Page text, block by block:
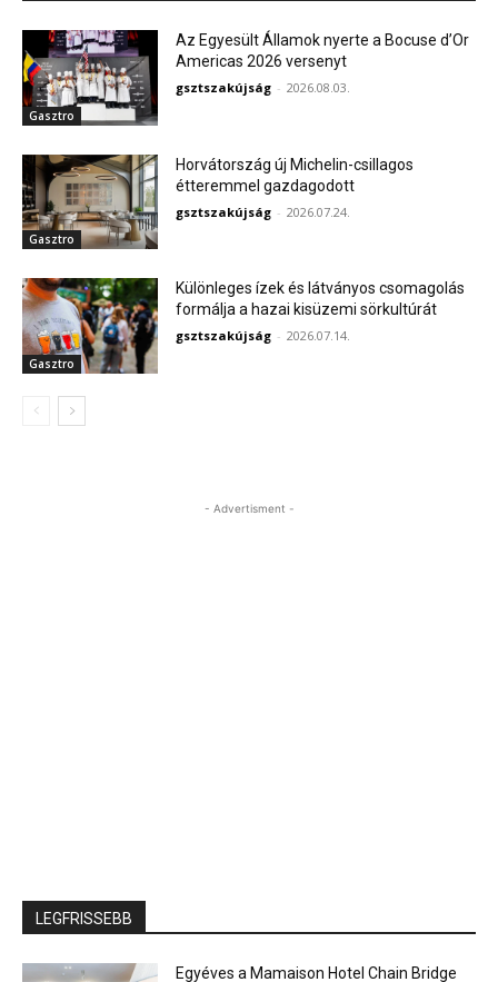
Gasztro
Az Egyesült Államok nyerte a Bocuse d’Or
Americas 2026 versenyt
gsztszakújság - 2026.08.03.
Gasztro
Horvátország új Michelin-csillagos
étteremmel gazdagodott
gsztszakújság - 2026.07.24.
Gasztro
Különleges ízek és látványos csomagolás
formálja a hazai kisüzemi sörkultúrát
gsztszakújság - 2026.07.14.
- Advertisment -
LEGFRISSEBB
Egyéves a Mamaison Hotel Chain Bridge